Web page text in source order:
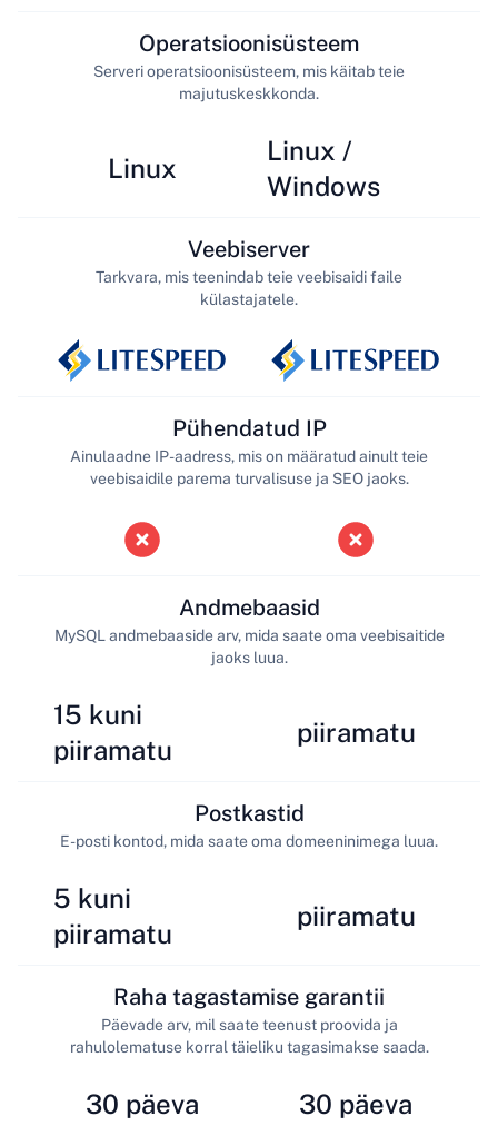
Linux
Operatsioonisüsteem
Serveri operatsioonisüsteem, mis käitab teie
majutuskeskkonda.
Linux /
Windows
Veebiserver
Tarkvara, mis teenindab teie veebisaidi faile
külastajatele.
Pühendatud IP
Ainulaadne IP-aadress, mis on määratud ainult teie
veebisaidile parema turvalisuse ja SEO jaoks.
15 kuni
piiramatu
Andmebaasid
MySQL andmebaaside arv, mida saate oma veebisaitide
jaoks luua.
piiramatu
5 kuni
piiramatu
Postkastid
E-posti kontod, mida saate oma domeeninimega luua.
piiramatu
30 päeva
Raha tagastamise garantii
Päevade arv, mil saate teenust proovida ja
rahulolematuse korral täieliku tagasimakse saada.
30 päeva